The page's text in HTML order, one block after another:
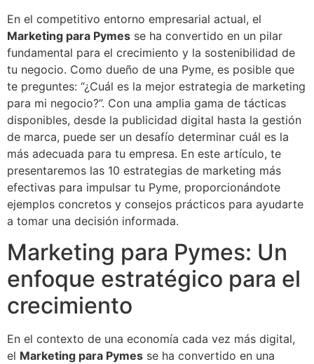
En el competitivo entorno empresarial actual, el
Marketing para Pymes se ha convertido en un pilar
fundamental para el crecimiento y la sostenibilidad de
tu negocio. Como dueño de una Pyme, es posible que
te preguntes: “¿Cuál es la mejor estrategia de marketing
para mi negocio?”. Con una amplia gama de tácticas
disponibles, desde la publicidad digital hasta la gestión
de marca, puede ser un desafío determinar cuál es la
más adecuada para tu empresa. En este artículo, te
presentaremos las 10 estrategias de marketing más
efectivas para impulsar tu Pyme, proporcionándote
ejemplos concretos y consejos prácticos para ayudarte
a tomar una decisión informada.
Marketing para Pymes: Un
enfoque estratégico para el
crecimiento
En el contexto de una economía cada vez más digital,
el Marketing para Pymes se ha convertido en una